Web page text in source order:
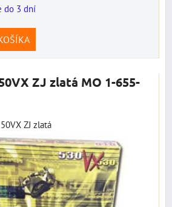
do 3 dní
ZJ zlatá MO 1-655-
ZJ zlatá